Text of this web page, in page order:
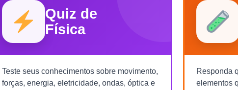
Quiz de
Física
Teste seus conhecimentos sobre movimento,
forças, energia, eletricidade, ondas, óptica e
Responda
elementos